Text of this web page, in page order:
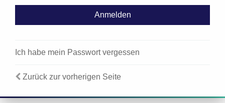
Ich habe mein Passwort vergessen
Zurück zur vorherigen Seite